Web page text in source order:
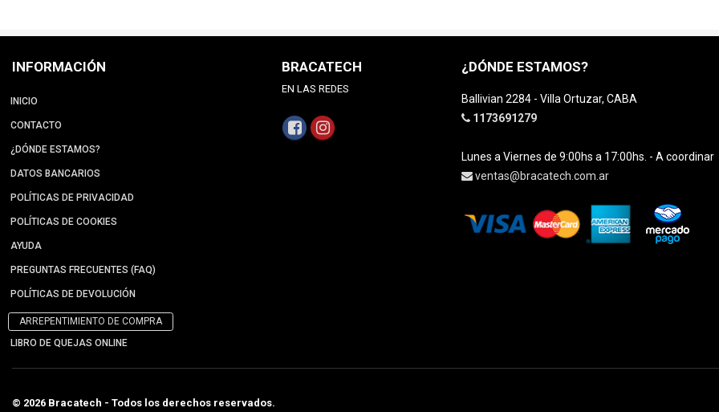
INFORMACIÓN
INICIO
CONTACTO
¿DÓNDE ESTAMOS?
DATOS BANCARIOS
POLÍTICAS DE PRIVACIDAD
POLÍTICAS DE COOKIES
AYUDA
PREGUNTAS FRECUENTES (FAQ)
POLÍTICAS DE DEVOLUCIÓN
ARREPENTIMIENTO DE COMPRA
LIBRO DE QUEJAS ONLINE
BRACATECH
EN LAS REDES
¿DÓNDE ESTAMOS?
Ballivian 2284 - Villa Ortuzar, CABA
1173691279
Lunes a Viernes de 9:00hs a 17:00hs. - A coordinar
ventas@bracatech.com.ar
© 2026 Bracatech - Todos los derechos reservados.